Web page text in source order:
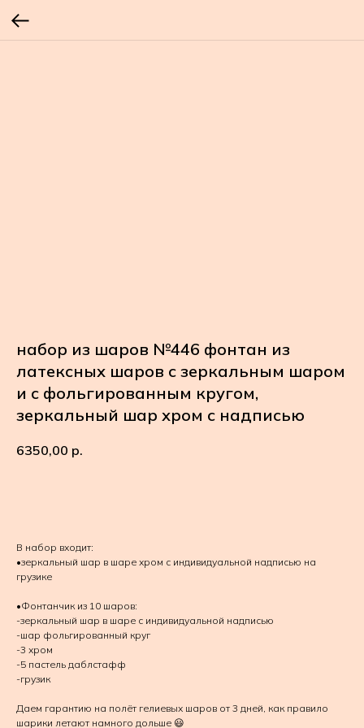
набор из шаров №446 фонтан из
латексных шаров с зеркальным шаром
и с фольгированным кругом,
зеркальный шар хром с надписью
6350,00 р.
В набор входит:
•зеркальный шар в шаре хром с индивидуальной надписью на
грузике
•Фонтанчик из 10 шаров:
-зеркальный шар в шаре с индивидуальной надписью
-шар фольгированный круг
-3 хром
-5 пастель даблстафф
-грузик
Даем гарантию на полёт гелиевых шаров от 3 дней, как правило
шарики летают намного дольше 😃